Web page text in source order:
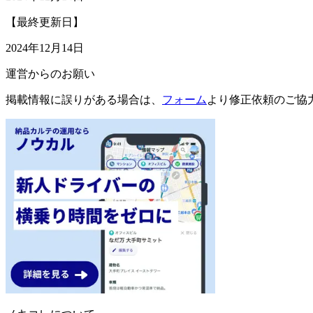
【最終更新日】
2024年12月14日
運営からのお願い
掲載情報に誤りがある場合は、 フォーム より修正依頼のご協